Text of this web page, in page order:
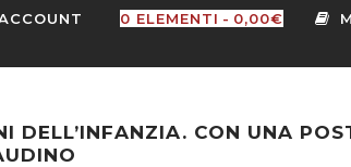
0 ELEMENTI 0,00€
DELL’INFANZIA. CON UNA